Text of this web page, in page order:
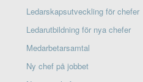
Ledarskapsutveckling för chefer
Ledarutbildning för nya chefer
Medarbetarsamtal
Ny chef på jobbet